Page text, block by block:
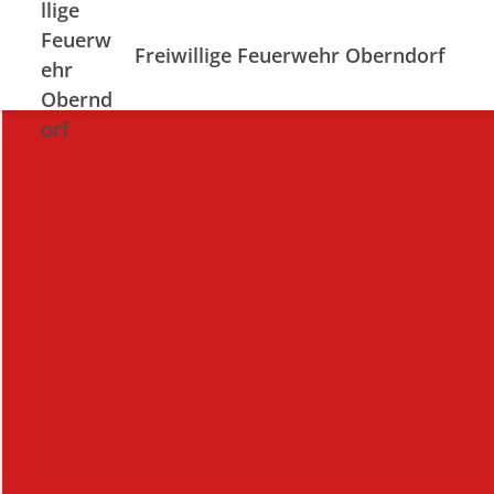
Freiwillige Feuerwehr Oberndorf